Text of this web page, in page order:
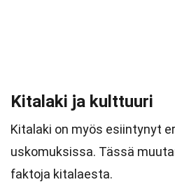
Kitalaki ja kulttuuri
Kitalaki on myös esiintynyt
uskomuksissa. Tässä
faktoja kitalaesta.